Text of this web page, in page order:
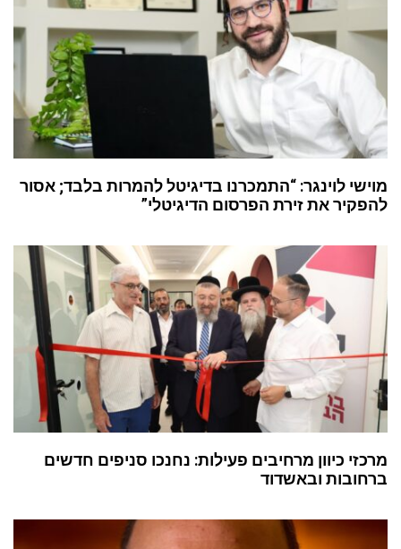
מוישי לוינגר: “התמכרנו בדיגיטל להמרות בלבד; אסור
להפקיר את זירת הפרסום הדיגיטלי”
מרכזי כיוון מרחיבים פעילות: נחנכו סניפים חדשים
ברחובות ובאשדוד